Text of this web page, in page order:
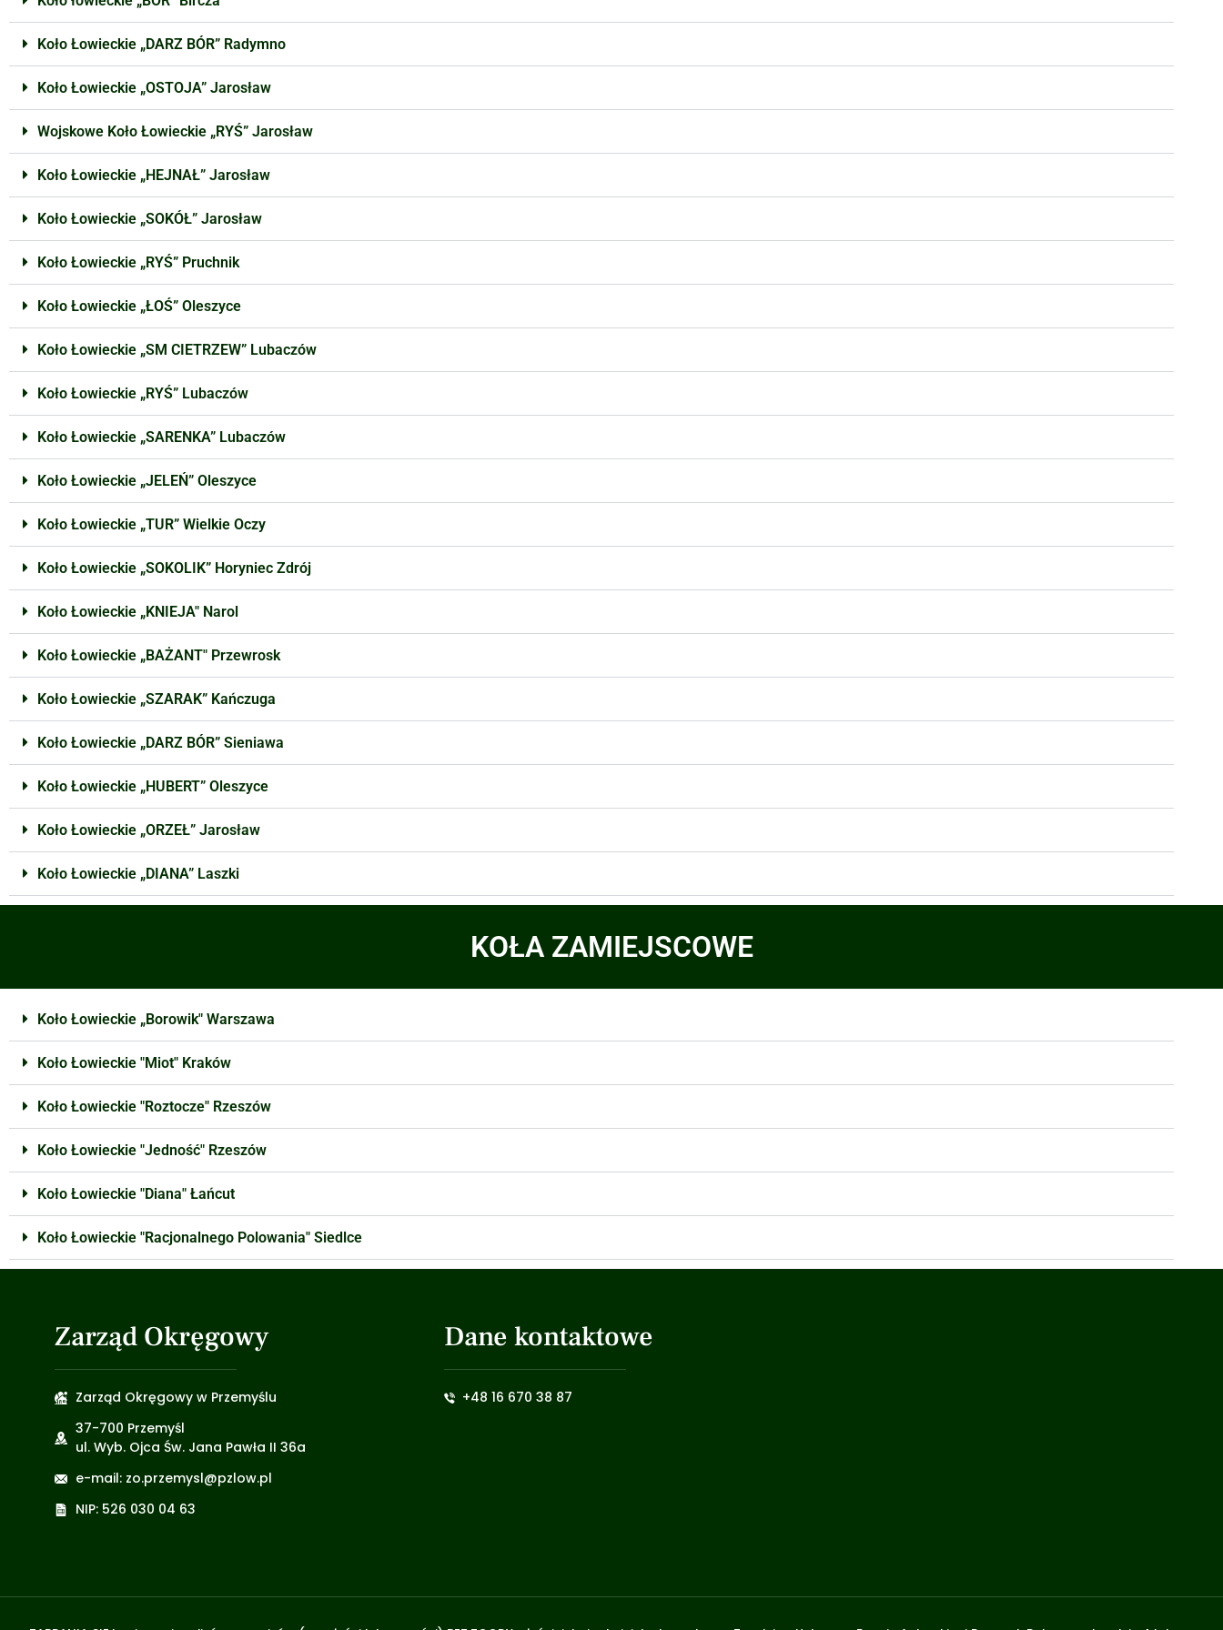
Koło Łowieckie „DARZ BÓR” Radymno
Koło Łowieckie „OSTOJA” Jarosław
Wojskowe Koło Łowieckie „RYŚ” Jarosław
Koło Łowieckie „HEJNAŁ” Jarosław
Koło Łowieckie „SOKÓŁ” Jarosław
Koło Łowieckie „RYŚ” Pruchnik
Koło Łowieckie „ŁOŚ” Oleszyce
Koło Łowieckie „SM CIETRZEW” Lubaczów
Koło Łowieckie „RYŚ” Lubaczów
Koło Łowieckie „SARENKA” Lubaczów
Koło Łowieckie „JELEŃ” Oleszyce
Koło Łowieckie „TUR” Wielkie Oczy
Koło Łowieckie „SOKOLIK” Horyniec Zdrój
Koło Łowieckie „KNIEJA" Narol
Koło Łowieckie „BAŻANT" Przewrosk
Koło Łowieckie „SZARAK” Kańczuga
Koło Łowieckie „DARZ BÓR” Sieniawa
Koło Łowieckie „HUBERT” Oleszyce
Koło Łowieckie „ORZEŁ” Jarosław
Koło Łowieckie „DIANA” Laszki
KOŁA ZAMIEJSCOWE
Koło Łowieckie „Borowik" Warszawa
Koło Łowieckie "Miot" Kraków
Koło Łowieckie "Roztocze" Rzeszów
Koło Łowieckie "Jedność" Rzeszów
Koło Łowieckie "Diana" Łańcut
Koło Łowieckie "Racjonalnego Polowania" Siedlce
Zarząd Okręgowy
Zarząd Okręgowy w Przemyślu
37-700 Przemyśl
ul. Wyb. Ojca Św. Jana Pawła II 36a
e-mail: zo.przemysl@pzlow.pl
NIP: 526 030 04 63
Dane kontaktowe
+48 16 670 38 87